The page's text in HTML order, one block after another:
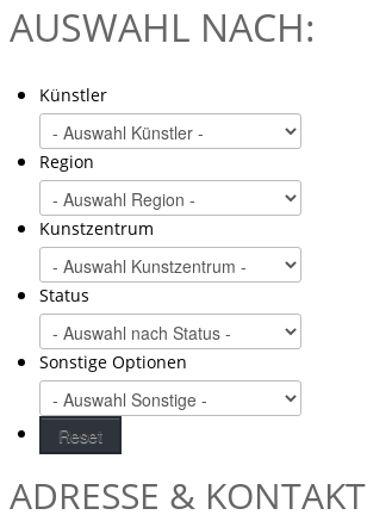
AUSWAHL NACH:
Künstler
Region
Kunstzentrum
Status
Sonstige Optionen
ADRESSE & KONTAKT